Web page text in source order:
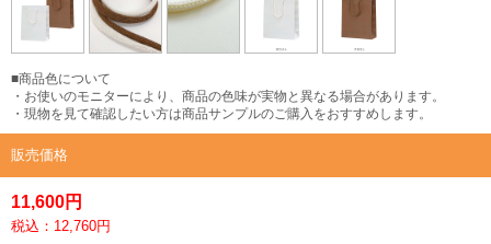
■商品色について
・お使いのモニターにより、商品の色味が実物と異なる場合があります。
・現物を見て確認したい方は商品サンプルのご購入をおすすめします。
販売価格
11,600円
税込：12,760円